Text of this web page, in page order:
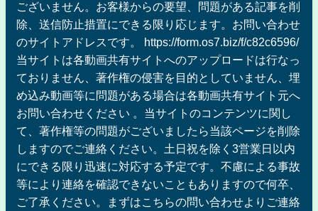
ございません。お客様からの要望、問題がある記事を削
除、送信防止措置にできる限り応じます。お問い合わせ
のサイトアドレスです。 https://form.os7.biz/f/c82c6596/
当サイトは各動画共有サイトへのアップロードは行なっ
ておりません、著作権の侵害を目的としていません、埋
め込み動画等に問題がある場合は各動画共有サイト元へ
お問い合わせください 。当サイトのコンテンツに関し
て、著作権等の問題がございましたら当該ページを削除
しますのでご連絡ください。土日祝を除く3営業日以内
にできる限り迅速に対応する予定です。不慮による事故
等により連絡を確認できないこともありますので何卒、
ご了承ください。まずはこちらの問い合わせよりご連絡